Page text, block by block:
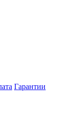
Гарантии